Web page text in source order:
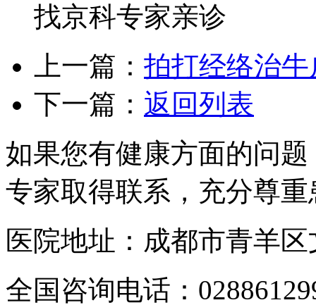
找京科专家亲诊
上一篇： 拍打经络治
下一篇： 返回列表
如果您有健康方面的问
专家取得联系，充分尊
医院地址：成都市青羊
全国咨询电话：